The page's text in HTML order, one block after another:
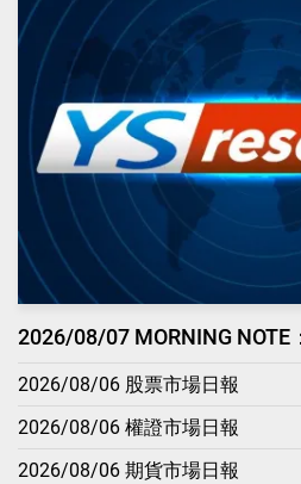
2026/08/07 MORNING NOTE
2026/08/06 股票市場日報
2026/08/06 權證市場日報
2026/08/06 期貨市場日報